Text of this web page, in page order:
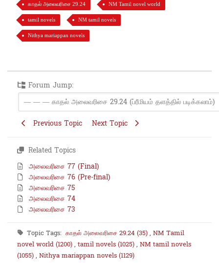
காதல் அலைவரிசை 29.24 NM Tamil novel world
tamil novels NM tamil novels
Nithya mariappan novels
Forum Jump:
Previous Topic Next Topic
Related Topics
அலைவரிசை 77 (Final)
அலைவரிசை 76 (Pre-final)
அலைவரிசை 75
அலைவரிசை 74
அலைவரிசை 73
Topic Tags:காதல் அலைவரிசை 29.24 (35), NM Tamil
novel world (1200), tamil novels (1025), NM tamil novels
(1055), Nithya mariappan novels (1129)